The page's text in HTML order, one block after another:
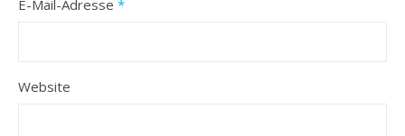
E-Mail-Adresse *
Website